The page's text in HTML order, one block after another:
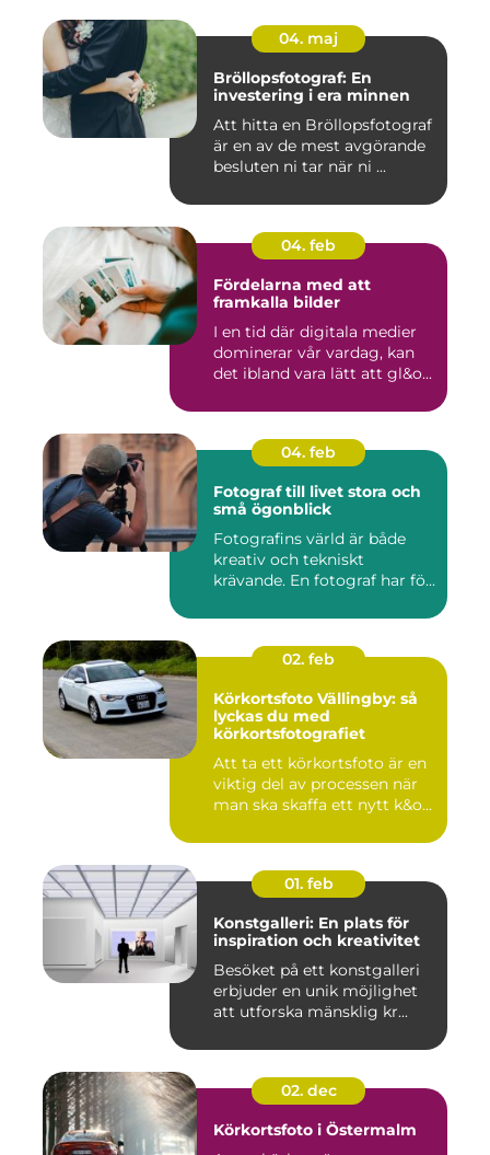
04. maj
Bröllopsfotograf: En
investering i era minnen
Att hitta en Bröllopsfotograf
är en av de mest avgörande
besluten ni tar när ni ...
04. feb
Fördelarna med att
framkalla bilder
I en tid där digitala medier
dominerar vår vardag, kan
det ibland vara lätt att gl&o...
04. feb
Fotograf till livet stora och
små ögonblick
Fotografins värld är både
kreativ och tekniskt
krävande. En fotograf har fö...
02. feb
Körkortsfoto Vällingby: så
lyckas du med
körkortsfotografiet
Att ta ett körkortsfoto är en
viktig del av processen när
man ska skaffa ett nytt k&o...
01. feb
Konstgalleri: En plats för
inspiration och kreativitet
Besöket på ett konstgalleri
erbjuder en unik möjlighet
att utforska mänsklig kr...
02. dec
Körkortsfoto i Östermalm